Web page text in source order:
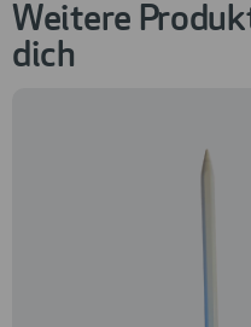
Weitere
dich